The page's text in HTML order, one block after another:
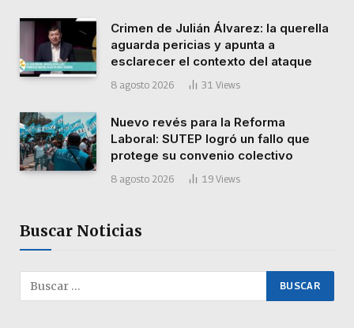
Crimen de Julián Álvarez: la querella
aguarda pericias y apunta a
esclarecer el contexto del ataque
8 agosto 2026 31 Views
Nuevo revés para la Reforma
Laboral: SUTEP logró un fallo que
protege su convenio colectivo
8 agosto 2026 19 Views
Buscar Noticias